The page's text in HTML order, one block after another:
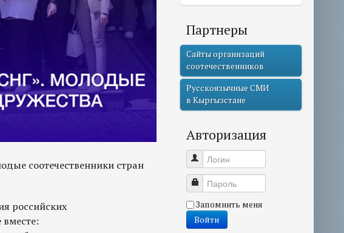
соотечественники стран
российских
Партнеры
Сайты организаций
соотечественников
Русскоязычные СМИ
в Кыргызстане
Авторизация
Логин
Пароль
Запомнить меня
Войти